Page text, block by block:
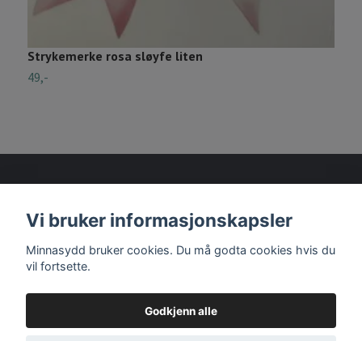
Strykemerke rosa sløyfe liten
49,-
Vi bruker informasjonskapsler
Minnasydd bruker cookies. Du må godta cookies hvis du
vil fortsette.
Godkjenn alle